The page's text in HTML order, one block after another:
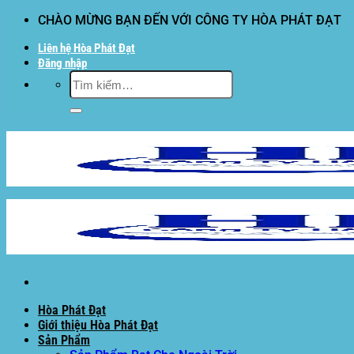
dung
CHÀO MỪNG BẠN ĐẾN VỚI CÔNG TY HÒA PHÁT ĐẠT
Liên hệ Hòa Phát Đạt
Đăng nhập
Tìm
kiếm:
Hòa Phát Đạt
Giới thiệu Hòa Phát Đạt
Sản Phẩm